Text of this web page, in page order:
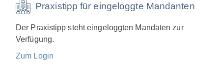
Praxistipp für eingeloggte Mandanten
Der Praxistipp steht eingeloggten Mandaten zur
Verfügung.
Zum Login